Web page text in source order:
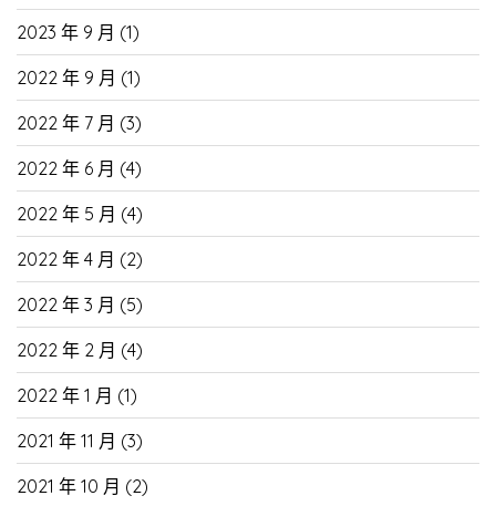
2023 年 9 月 (1)
2022 年 9 月 (1)
2022 年 7 月 (3)
2022 年 6 月 (4)
2022 年 5 月 (4)
2022 年 4 月 (2)
2022 年 3 月 (5)
2022 年 2 月 (4)
2022 年 1 月 (1)
2021 年 11 月 (3)
2021 年 10 月 (2)